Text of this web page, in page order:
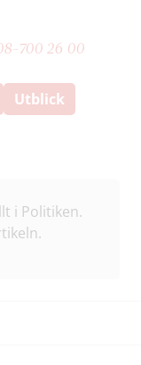
700 26 00
Utblick
i Politiken.